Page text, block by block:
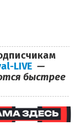
LIVE —
быстрее